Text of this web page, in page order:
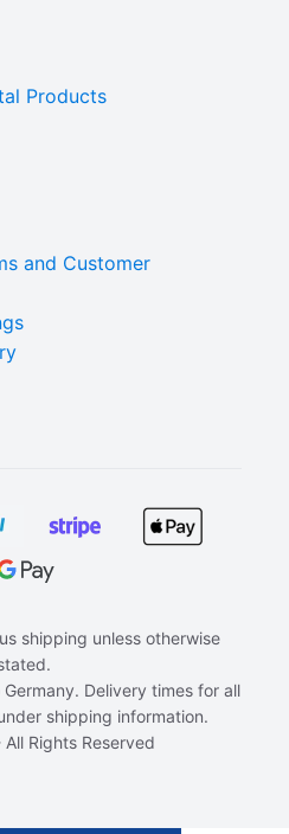
Products
and Customer
shipping unless otherwise
Delivery times for all
shipping information.
Rights Reserved
€0,00 ADD TO CART